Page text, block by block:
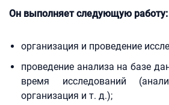
Он выполняет следующую работу:
организация и проведение
проведение анализа на базе
время исследований
организация и т. д.);